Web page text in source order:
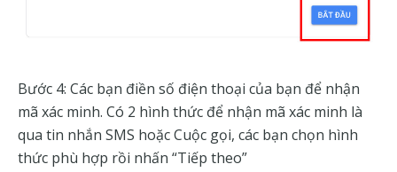
Bước 4: Các bạn điền số điện thoại của bạn để nhận
mã xác minh. Có 2 hình thức để nhận mã xác minh là
qua tin nhắn SMS hoặc Cuộc gọi, các bạn chọn hình
thức phù hợp rồi nhấn “Tiếp theo”